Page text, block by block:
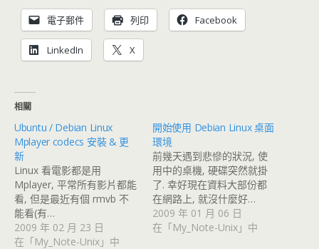
電子郵件 列印 Facebook
LinkedIn X
相關
Ubuntu / Debian Linux
Mplayer codecs 安裝 & 更
新
Linux 看電影都是用
Mplayer, 平常所有影片都能
看, 但是最近有個 rmvb 不
能看(有…
2009 年 02 月 23 日
在「My_Note-Unix」中
開始使用 Debian Linux 桌面
環境
前幾天遇到悲慘的狀況, 使
用中的桌機, 硬碟突然就掛
了. 幸好現在資料大部份都
在網路上, 就沒什麼好…
2009 年 01 月 06 日
在「My_Note-Unix」中